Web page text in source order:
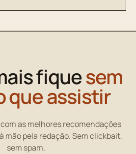
fiquesem
que assistir
as melhores recomendações
mão pela redação. Sem clickbait,
sem spam.